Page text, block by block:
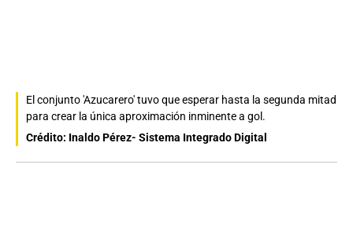
El conjunto 'Azucarero' tuvo que esperar hasta la segunda mitad
para crear la única aproximación inminente a gol.
Crédito: Inaldo Pérez- Sistema Integrado Digital